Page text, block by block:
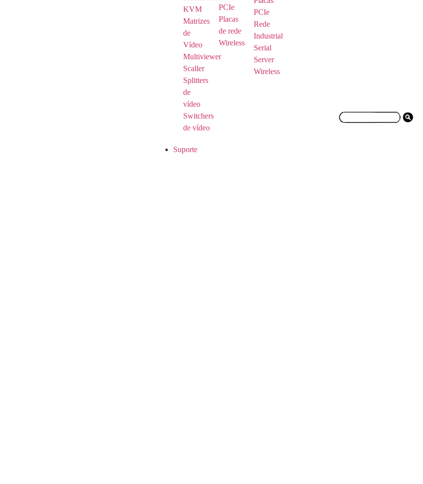
KVM
Matrizes
de
Vídeo
Multiviewer
Scaller
Splitters
de
vídeo
Switchers
de vídeo
PCIe
Placas
de rede
Wireless
PCIe
Rede
Industrial
Serial
Server
Wireless
Suporte